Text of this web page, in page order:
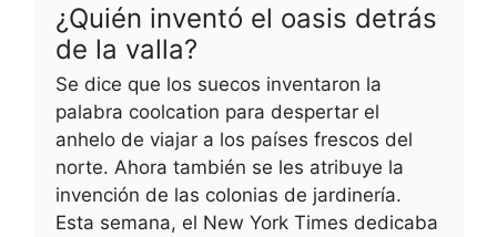
¿Quién inventó el oasis detrás
de la valla?
Se dice que los suecos inventaron la
palabra coolcation para despertar el
anhelo de viajar a los países frescos del
norte. Ahora también se les atribuye la
invención de las colonias de jardinería.
Esta semana, el New York Times dedicaba